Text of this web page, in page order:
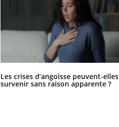
Les crises d’angoisse peuvent-elles
survenir sans raison apparente ?